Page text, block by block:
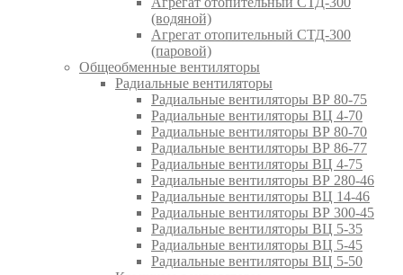
(водяной)
Агрегат отопительный СТД-300
(паровой)
Общеобменные вентиляторы
Радиальные вентиляторы
Радиальные вентиляторы ВР 80-75
Радиальные вентиляторы ВЦ 4-70
Радиальные вентиляторы ВР 80-70
Радиальные вентиляторы ВР 86-77
Радиальные вентиляторы ВЦ 4-75
Радиальные вентиляторы ВР 280-46
Радиальные вентиляторы ВЦ 14-46
Радиальные вентиляторы ВР 300-45
Радиальные вентиляторы ВЦ 5-35
Радиальные вентиляторы ВЦ 5-45
Радиальные вентиляторы ВЦ 5-50